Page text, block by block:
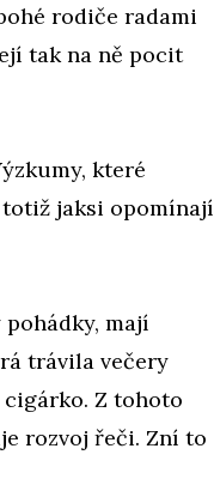
rodiče radami
tak na ně pocit
které
jaksi opomínají
mají
trávila večery
Z tohoto
rozvoj řeči. Zní to